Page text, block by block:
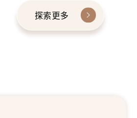
探索更多